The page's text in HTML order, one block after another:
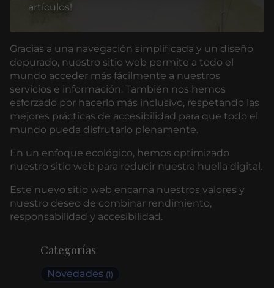
Categorías
Novedades (1)
artículos!
Gracias a una navegación simplificada y un diseño
depurado, nuestro sitio web permite a todo el
mundo acceder más fácilmente a nuestros
servicios e información. También nos hemos
esforzado por hacerlo más inclusivo, respetando las
mejores prácticas de accesibilidad para que todo el
mundo pueda disfrutarlo plenamente.
En un enfoque ecológico, hemos optimizado
nuestro sitio web para reducir nuestra huella digital.
Este nuevo sitio web encarna nuestros valores y
nuestro deseo de combinar rendimiento,
responsabilidad y accesibilidad.